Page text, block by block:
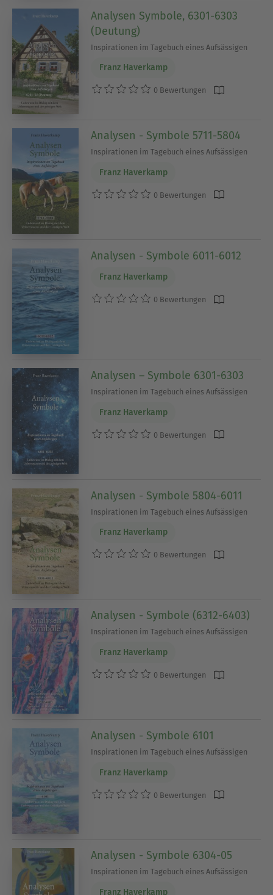
Analysen Symbole, 6301-6303
(Deutung)
Inspirationen im Tagebuch eines Aufsässigen
Franz Haverkamp
0 Bewertungen
Analysen - Symbole 5711-5804
Inspirationen im Tagebuch eines Aufsässigen
Franz Haverkamp
0 Bewertungen
Analysen - Symbole 6011-6012
Franz Haverkamp
0 Bewertungen
Analysen – Symbole 6301-6303
Inspirationen im Tagebuch eines Aufsässigen
Franz Haverkamp
0 Bewertungen
Analysen - Symbole 5804-6011
Inspirationen im Tagebuch eines Aufsässigen
Franz Haverkamp
0 Bewertungen
Analysen - Symbole (6312-6403)
Inspirationen im Tagebuch eines Aufsässigen
Franz Haverkamp
0 Bewertungen
Analysen - Symbole 6101
Inspirationen im Tagebuch eines Aufsässigen
Franz Haverkamp
0 Bewertungen
Analysen - Symbole 6304-05
Inspirationen im Tagebuch eines Aufsässigen
Franz Haverkamp